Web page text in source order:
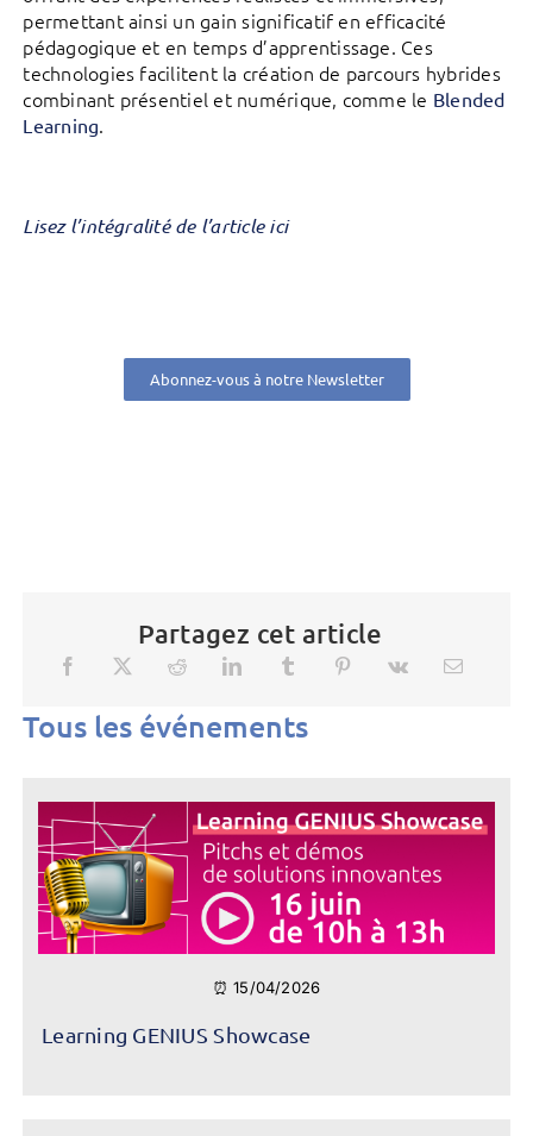
permettant ainsi un gain significatif en efficacité
pédagogique et en temps d’apprentissage. Ces
technologies facilitent la création de parcours hybrides
combinant présentiel et numérique, comme le Blended
Learning.
Lisez l’intégralité de l’article ici
Abonnez-vous à notre Newsletter
Partagez cet article
Tous les événements
⏰ 15/04/2026
Learning GENIUS Showcase